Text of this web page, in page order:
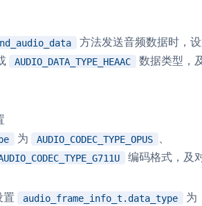
端 SDK 互通，实现收发流
务
量检测、回溯和分析方案
方法发送音频数据时，
AUDIO_DATA_TYPE_HEAAC
数据类型，
为 AUDIO_CODEC_TYPE_OPUS
编码格式，及
置 audio_frame_info_t.data_type 为